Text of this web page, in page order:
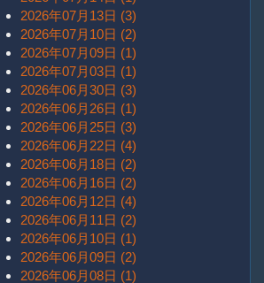
2026年07月13日 (3)
2026年07月10日 (2)
2026年07月09日 (1)
2026年07月03日 (1)
2026年06月30日 (3)
2026年06月26日 (1)
2026年06月25日 (3)
2026年06月22日 (4)
2026年06月18日 (2)
2026年06月16日 (2)
2026年06月12日 (4)
2026年06月11日 (2)
2026年06月10日 (1)
2026年06月09日 (2)
2026年06月08日 (1)